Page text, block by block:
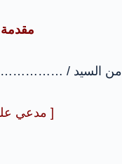
مقدمة
من السيد /
[ مدعي